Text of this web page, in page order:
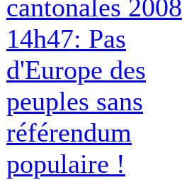
cantonales 2008
14h47: Pas
d'Europe des
peuples sans
référendum
populaire !